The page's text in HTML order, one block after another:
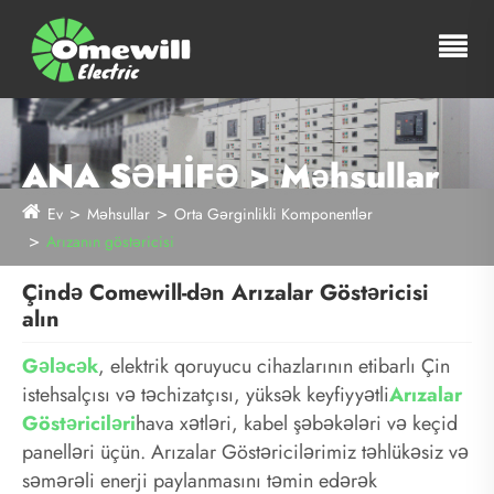
ANA SƏHİFƏ > Məhsullar
Ev Məhsullar
Orta Gərginlikli Komponentlər
Arızanın göstəricisi
Çində Comewill-dən Arızalar Göstəricisi
alın
Gələcək, elektrik qoruyucu cihazlarının etibarlı Çin
istehsalçısı və təchizatçısı, yüksək keyfiyyətliArızalar
Göstəricilərihava xətləri, kabel şəbəkələri və keçid
panelləri üçün. Arızalar Göstəricilərimiz təhlükəsiz və
səmərəli enerji paylanmasını təmin edərək